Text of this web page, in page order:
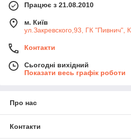
Працює з 21.08.2010
м. Київ
ул.Закревского,93, ГК "Пивнич",
Контакти
Сьогодні вихідний
Показати весь графік роботи
Про нас
Контакти